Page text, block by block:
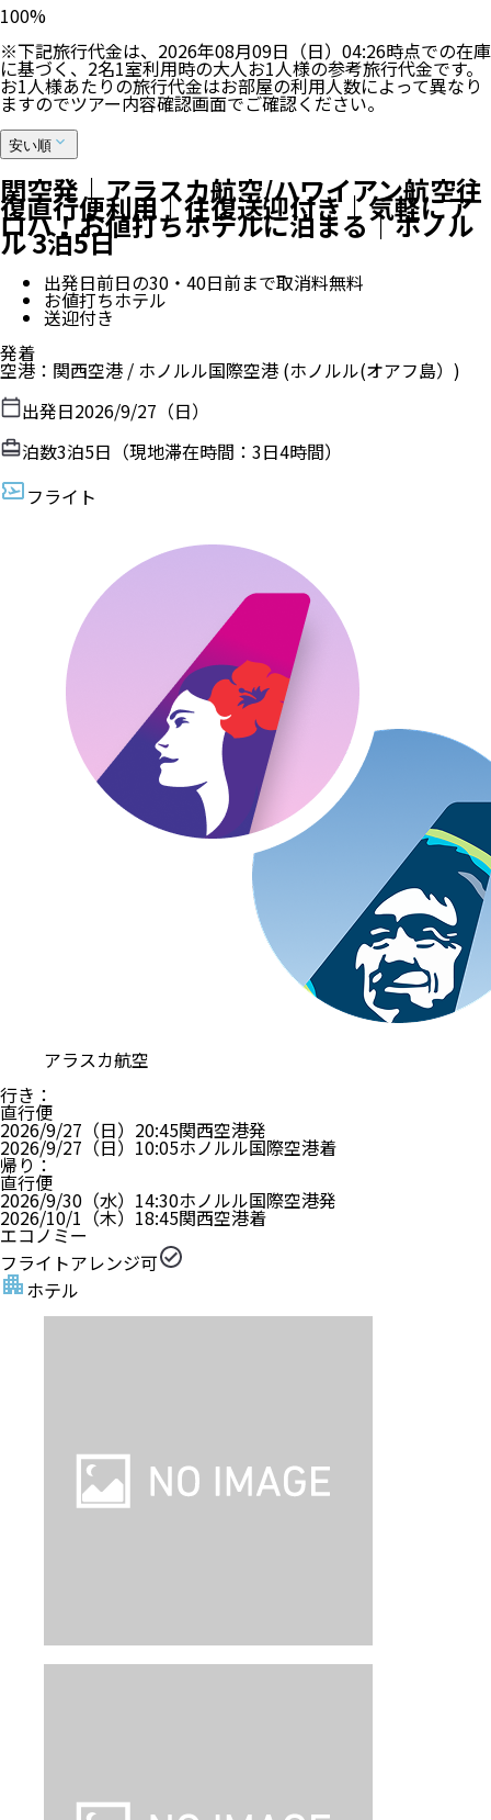
100%
※下記旅行代金は、 2026年08月09日（日）04:26時点での在庫
に基づく、2名1室利用時の大人お1人様の参考旅行代金です。
お1人様あたりの旅行代金はお部屋の利用人数によって異なり
ますのでツアー内容確認画面でご確認ください。
安い順
関空発｜アラスカ航空/ハワイアン航空往
復直行便利用｜往復送迎付き｜気軽にア
ロハ！お値打ちホテルに泊まる｜ホノル
ル 3泊5日
出発日前日の30・40日前まで取消料無料
お値打ちホテル
送迎付き
発着
空港 ： 関西空港 / ホノルル国際空港 (ホノルル(オアフ島）)
出発日2026/9/27（日）
泊数3泊5日（現地滞在時間： 3日4時間）
フライト
アラスカ航空
行き ：
直行便
2026/9/27（日） 20:45関西空港発
2026/9/27（日） 10:05ホノルル国際空港着
帰り ：
直行便
2026/9/30（水） 14:30ホノルル国際空港発
2026/10/1（木） 18:45関西空港着
エコノミー
フライトアレンジ可
ホテル